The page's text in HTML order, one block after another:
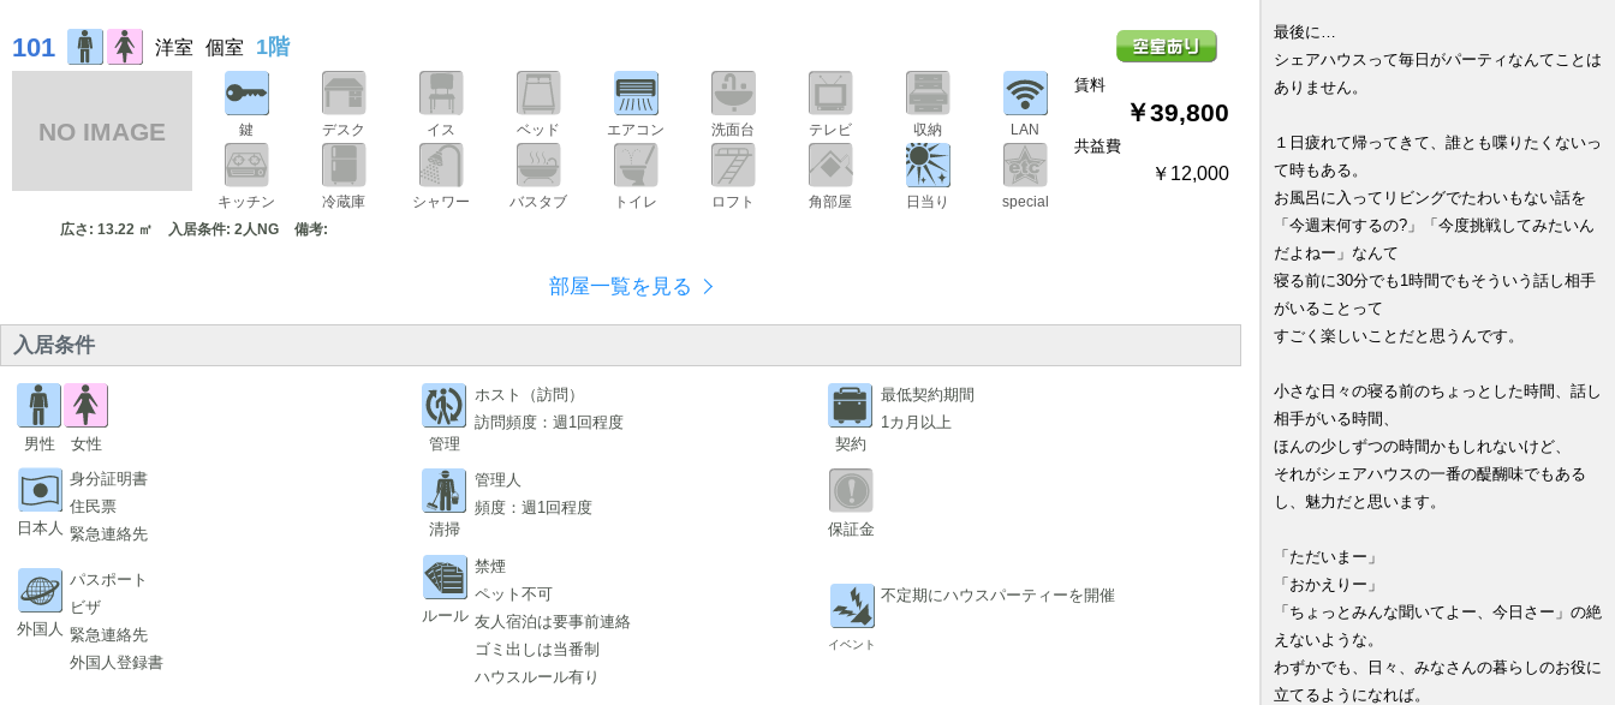
101 洋室 個室 1階
NO IMAGE 鍵 デスク イス ベッド エアコン 洗面台 テレビ 収納 LAN
キッチン 冷蔵庫 シャワー バスタブ トイレ ロフト 角部屋 日当り special
賃料
￥39,800
共益費
￥12,000
広さ: 13.22 ㎡ 入居条件: 2人NG 備考:
部屋一覧を見る
入居条件
男性 女性 管理
ホスト（訪問）
訪問頻度：週1回程度
契約
最低契約期間
1カ月以上
日本人
身分証明書
住民票
緊急連絡先
清掃
管理人
頻度：週1回程度
保証金
外国人
パスポート
ビザ
緊急連絡先
外国人登録書
ルール
禁煙
ペット不可
友人宿泊は要事前連絡
ゴミ出しは当番制
ハウスルール有り
イベント
不定期にハウスパーティーを開催
最後に…
シェアハウスって毎日がパーティなんてことは
ありません。
１日疲れて帰ってきて、誰とも喋りたくないっ
て時もある。
お風呂に入ってリビングでたわいもない話を
「今週末何するの?」「今度挑戦してみたいん
だよねー」なんて
寝る前に30分でも1時間でもそういう話し相手
がいることって
すごく楽しいことだと思うんです。
小さな日々の寝る前のちょっとした時間、話し
相手がいる時間、
ほんの少しずつの時間かもしれないけど、
それがシェアハウスの一番の醍醐味でもある
し、魅力だと思います。
「ただいまー」
「おかえりー」
「ちょっとみんな聞いてよー、今日さー」の絶
えないような。
わずかでも、日々、みなさんの暮らしのお役に
立てるようになれば。